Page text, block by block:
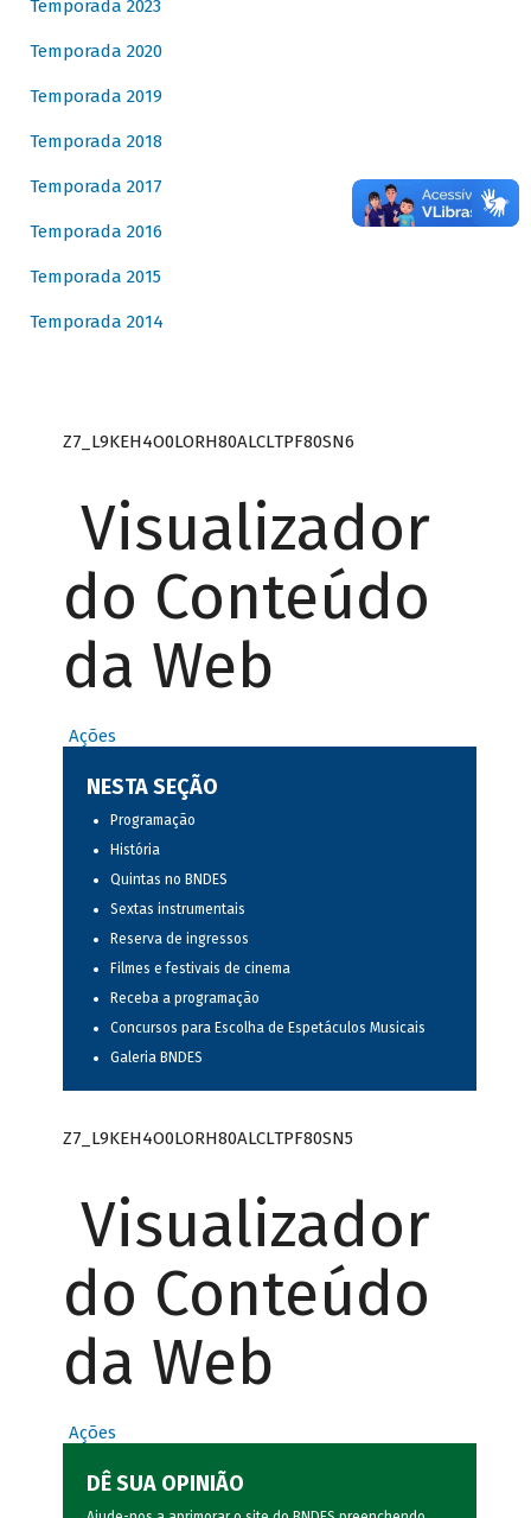
Temporada 2023
Temporada 2020
Temporada 2019
Temporada 2018
Temporada 2017
Temporada 2016
Temporada 2015
Temporada 2014
Z7_L9KEH4O0LORH80ALCLTPF80SN6
Visualizador
do Conteúdo
da Web
Ações
NESTA SEÇÃO
Programação
História
Quintas no BNDES
Sextas instrumentais
Reserva de ingressos
Filmes e festivais de cinema
Receba a programação
Concursos para Escolha de Espetáculos Musicais
Galeria BNDES
Z7_L9KEH4O0LORH80ALCLTPF80SN5
Visualizador
do Conteúdo
da Web
Ações
DÊ SUA OPINIÃO